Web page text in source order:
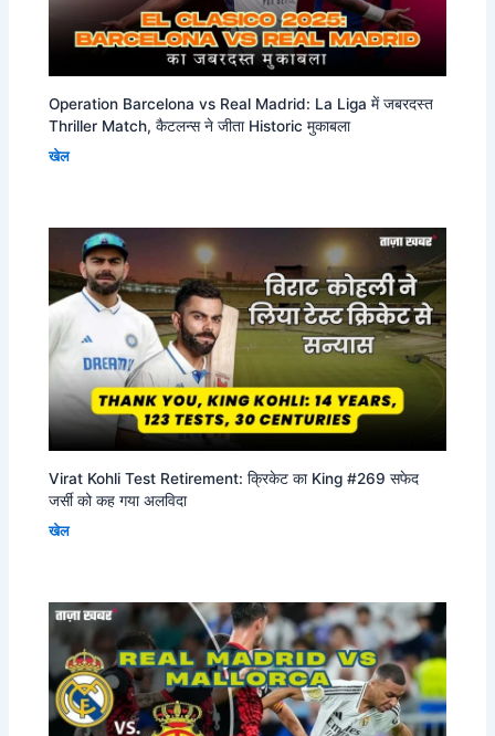
Operation Barcelona vs Real Madrid: La Liga में जबरदस्त
Thriller Match, कैटलन्स ने जीता Historic मुकाबला
खेल
Virat Kohli Test Retirement: क्रिकेट का King #269 सफेद
जर्सी को कह गया अलविदा
खेल